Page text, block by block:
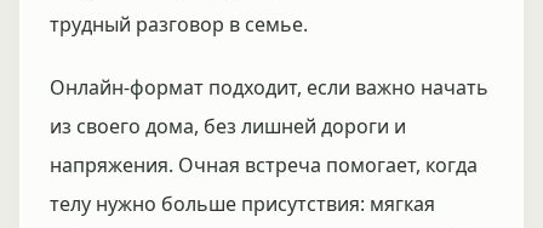
трудный разговор в семье.
Онлайн-формат подходит, если важно начать
из своего дома, без лишней дороги и
напряжения. Очная встреча помогает, когда
телу нужно больше присутствия: мягкая